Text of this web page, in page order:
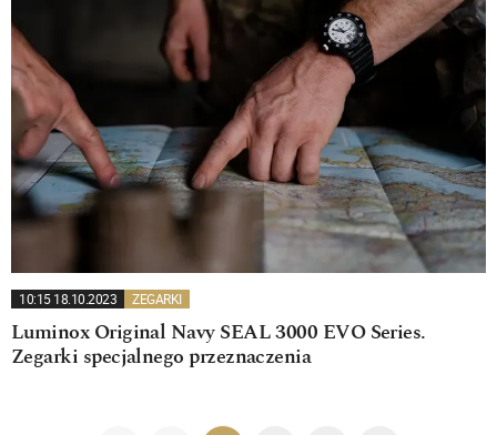
10:15 18.10.2023 ZEGARKI
Luminox Original Navy SEAL 3000 EVO Series.
Zegarki specjalnego przeznaczenia